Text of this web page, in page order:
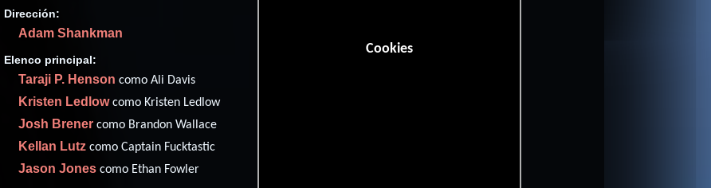
Cookies
Dirección:
Adam Shankman
Elenco principal:
Taraji P. Henson como Ali Davis
Kristen Ledlowcomo Kristen Ledlow
Josh Brener como Brandon Wallace
Kellan Lutz como Captain Fucktastic
Jason Jones como Ethan Fowler
01 hr 57 min (117 minutos).